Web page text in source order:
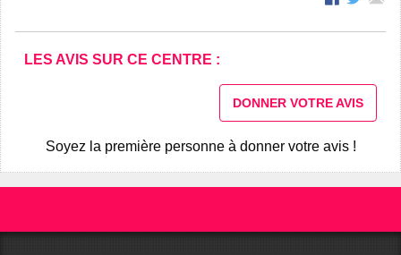
LES AVIS SUR CE CENTRE :
DONNER VOTRE AVIS
Soyez la première personne à donner votre avis !